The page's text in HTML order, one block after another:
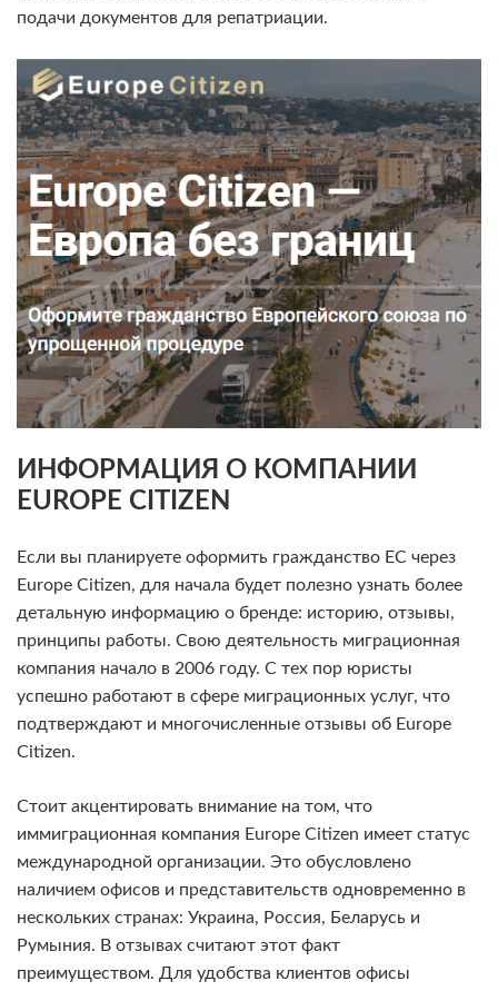
подачи документов для репатриации.
ИНФОРМАЦИЯ О КОМПАНИИ
EUROPE CITIZEN
Если вы планируете оформить гражданство ЕС через
Europe Citizen, для начала будет полезно узнать более
детальную информацию о бренде: историю, отзывы,
принципы работы. Свою деятельность миграционная
компания начало в 2006 году. С тех пор юристы
успешно работают в сфере миграционных услуг, что
подтверждают и многочисленные отзывы об Europe
Citizen.
Стоит акцентировать внимание на том, что
иммиграционная компания Europe Citizen имеет статус
международной организации. Это обусловлено
наличием офисов и представительств одновременно в
нескольких странах: Украина, Россия, Беларусь и
Румыния. В отзывах считают этот факт
преимуществом. Для удобства клиентов офисы